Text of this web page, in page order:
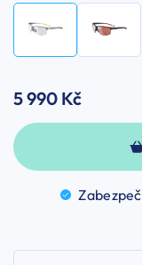
5 990 Kč